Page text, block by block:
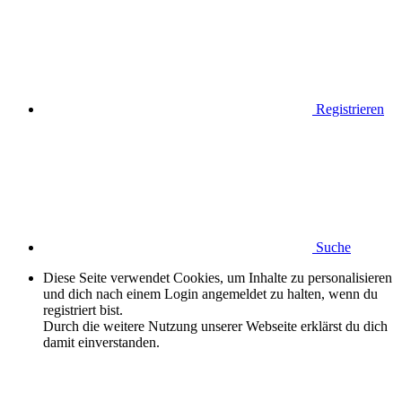
Registrieren
Suche
Diese Seite verwendet Cookies, um Inhalte zu personalisieren
und dich nach einem Login angemeldet zu halten, wenn du
registriert bist.
Durch die weitere Nutzung unserer Webseite erklärst du dich
damit einverstanden.